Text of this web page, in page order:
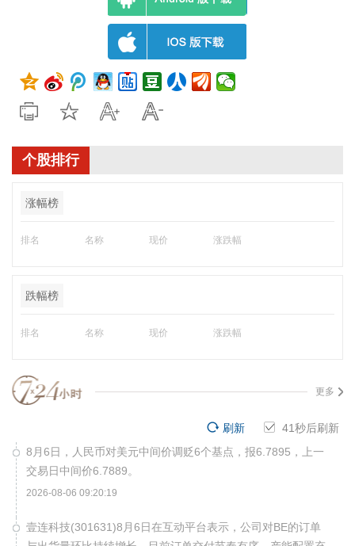
个股排行
涨幅榜
排名 名称 现价 涨跌幅
跌幅榜
排名 名称 现价 涨跌幅
更多
40秒后刷新
刷新
8月6日，人民币对美元中间价调贬6个基点，报6.7895，上一
交易日中间价6.7889。
2026-08-06 09:20:19
壹连科技(301631)8月6日在互动平台表示，公司对BE的订单